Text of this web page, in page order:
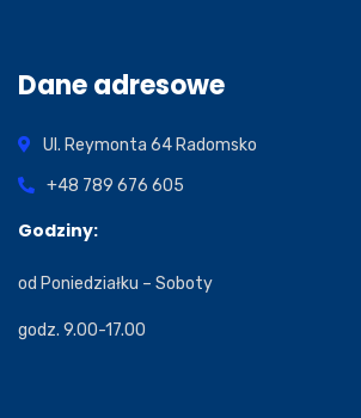
Dane adresowe
Ul. Reymonta 64 Radomsko
+48 789 676 605
Godziny:
od Poniedziałku – Soboty
godz. 9.00-17.00